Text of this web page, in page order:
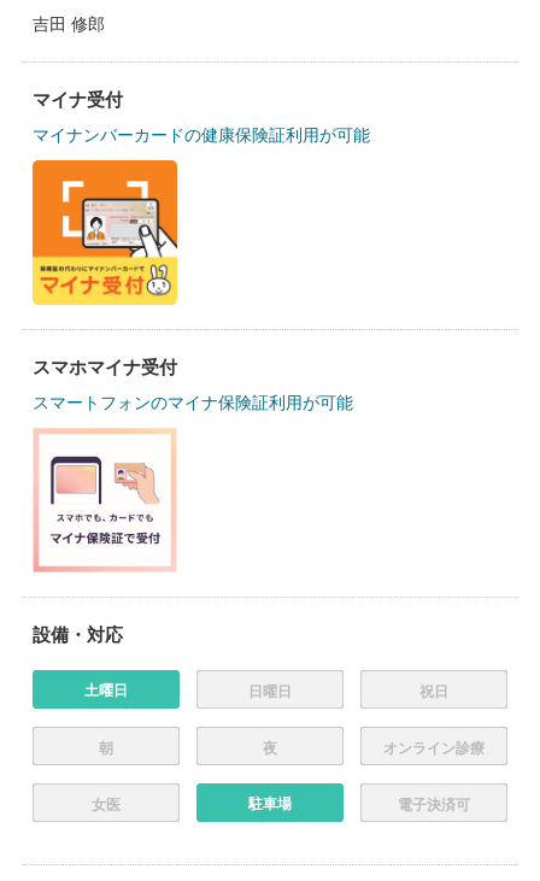
吉田 修郎
マイナ受付
マイナンバーカードの健康保険証利用が可能
スマホマイナ受付
スマートフォンのマイナ保険証利用が可能
設備・対応
土曜日 日曜日 祝日
朝 夜 オンライン診療
女医 駐車場 電子決済可